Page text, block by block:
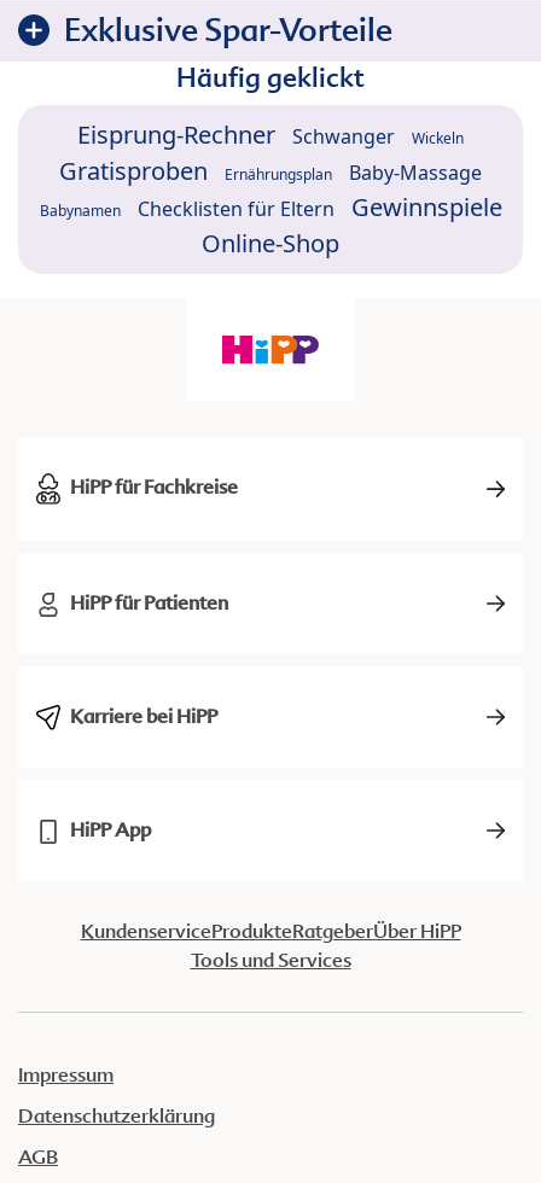
Exklusive Spar-Vorteile
Häufig geklickt
Eisprung-Rechner Schwanger Wickeln
Gratisproben Ernährungsplan Baby-Massage
Babynamen Checklisten für Eltern
Gewinnspiele
Online-Shop
HiPP für Fachkreise
HiPP für Patienten
Karriere bei HiPP
HiPP App
KundenserviceProdukteRatgeberÜber HiPP
Tools und Services
Impressum
Datenschutzerklärung
AGB